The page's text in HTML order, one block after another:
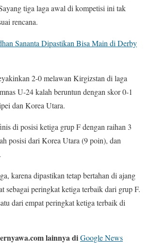
tiga laga awal di kompetisi ini tak
rencana.
Sananta Dipastikan Bisa Main di Derby
2-0 melawan Kirgizstan di laga
U-24 kalah beruntun dengan skor 0-1
dan Korea Utara.
di posisi ketiga grup F dengan raihan 3
posisi dari Korea Utara (9 poin), dan
karena dipastikan tetap bertahan di ajang
sebagai peringkat ketiga terbaik dari grup F.
dari empat peringkat ketiga terbaik di
lainnya diGoogle News